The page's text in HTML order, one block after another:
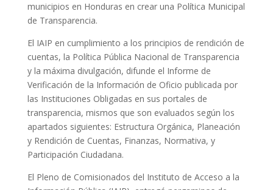
municipios en Honduras en crear una Política Municipal
de Transparencia.
El IAIP en cumplimiento a los principios de rendición de
cuentas, la Política Pública Nacional de Transparencia
y la máxima divulgación, difunde el Informe de
Verificación de la Información de Oficio publicada por
las Instituciones Obligadas en sus portales de
transparencia, mismos que son evaluados según los
apartados siguientes: Estructura Orgánica, Planeación
y Rendición de Cuentas, Finanzas, Normativa, y
Participación Ciudadana.
El Pleno de Comisionados del Instituto de Acceso a la